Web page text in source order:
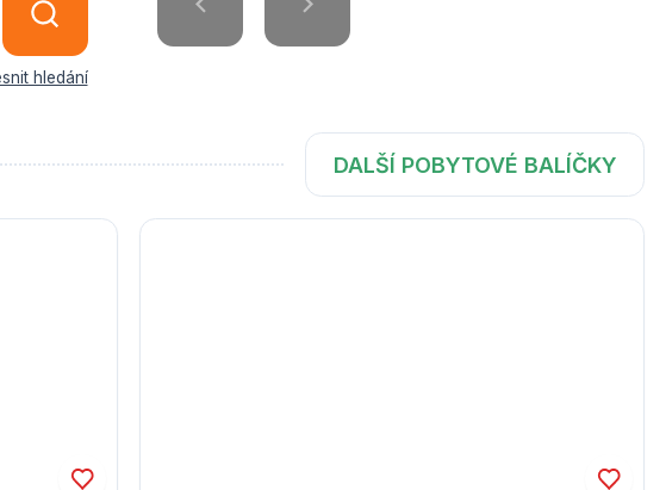
hledání
DALŠÍ POBYTOVÉ BALÍČKY